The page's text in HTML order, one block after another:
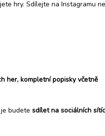
hry. Sdílejte na Instagramu
her, kompletní popisky včetně
budete sdílet na sociálních